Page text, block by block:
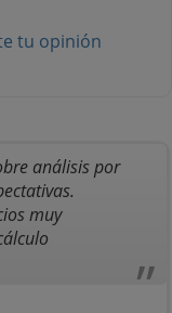
tu opinión
análisis por
muy